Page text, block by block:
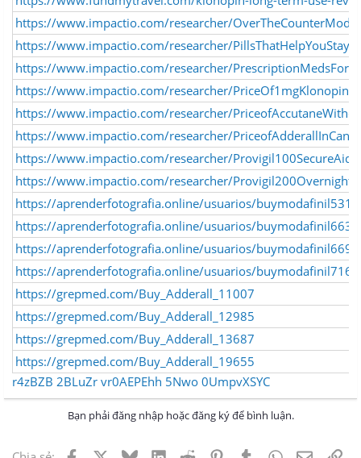
https://www.impactio.com/researcher/
https://www.impactio.com/researcher/
https://www.impactio.com/researcher/
https://www.impactio.com/researcher/
https://www.impactio.com/researcher/
https://www.impactio.com/researcher/
https://www.impactio.com/researcher/Provigil100SecureAid
https://www.impactio.com/researcher/
https://aprenderfotografia.online/usuarios/
https://aprenderfotografia.online/usuarios/
https://aprenderfotografia.online/usuarios/
https://aprenderfotografia.online/usuarios/
https://grepmed.com/Buy_Adderall_11007
https://grepmed.com/Buy_Adderall_12985
https://grepmed.com/Buy_Adderall_13687
https://grepmed.com/Buy_Adderall_19655
r4zBZB 2BLuZr vr0AEPEhh 5Nwo 0UmpvXSYC
Bạn phải đăng nhập hoặc đăng ký để bình luận.